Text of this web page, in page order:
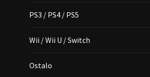
PS3 / PS4 / PS5
Wii / Wii U / Switch
Ostalo